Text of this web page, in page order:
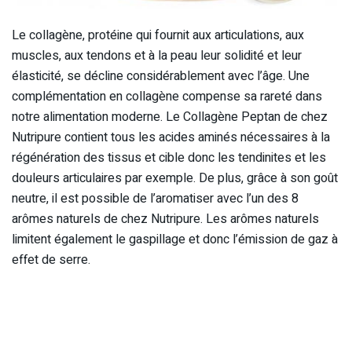
Le collagène, protéine qui fournit aux articulations, aux
muscles, aux tendons et à la peau leur solidité et leur
élasticité, se décline considérablement avec l’âge. Une
complémentation en collagène compense sa rareté dans
notre alimentation moderne. Le Collagène Peptan de chez
Nutripure contient tous les acides aminés nécessaires à la
régénération des tissus et cible donc les tendinites et les
douleurs articulaires par exemple. De plus, grâce à son goût
neutre, il est possible de l’aromatiser avec l’un des 8
arômes naturels de chez Nutripure. Les arômes naturels
limitent également le gaspillage et donc l’émission de gaz à
effet de serre.